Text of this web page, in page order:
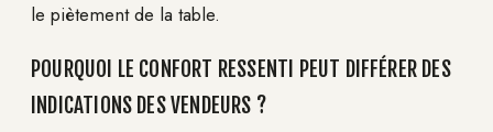
le piètement de la table.
POURQUOI LE CONFORT RESSENTI PEUT DIFFÉRER DES
INDICATIONS DES VENDEURS ?